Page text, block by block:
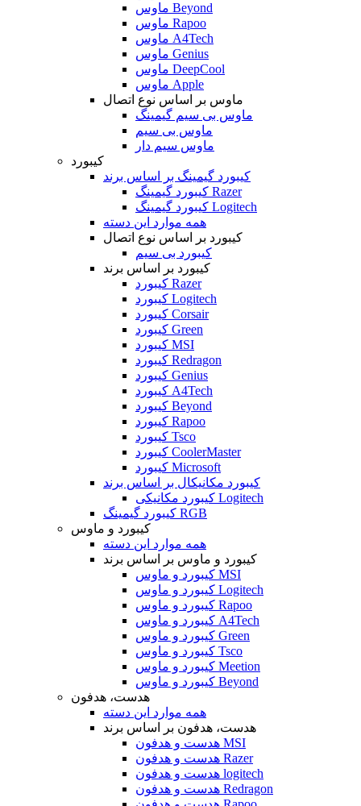
ماوس Beyond
ماوس Rapoo
ماوس A4Tech
ماوس Genius
ماوس DeepCool
ماوس Apple
ماوس بر اساس نوع اتصال
ماوس بی سیم گیمینگ
ماوس بی سیم
ماوس سیم دار
کیبورد
کیبورد گیمینگ بر اساس برند
کیبورد گیمینگ Razer
کیبورد گیمینگ Logitech
همه موارد این دسته
کیبورد بر اساس نوع اتصال
کیبورد بی سیم
کیبورد بر اساس برند
کیبورد Razer
کیبورد Logitech
کیبورد Corsair
کیبورد Green
کیبورد MSI
کیبورد Redragon
کیبورد Genius
کیبورد A4Tech
کیبورد Beyond
کیبورد Rapoo
کیبورد Tsco
کیبورد CoolerMaster
کیبورد Microsoft
کیبورد مکانیکال بر اساس برند
کیبورد مکانیکی Logitech
کیبورد گیمینگ RGB
کیبورد و ماوس
همه موارد این دسته
کیبورد و ماوس بر اساس برند
کیبورد و ماوس MSI
کیبورد و ماوس Logitech
کیبورد و ماوس Rapoo
کیبورد و ماوس A4Tech
کیبورد و ماوس Green
کیبورد و ماوس Tsco
کیبورد و ماوس Meetion
کیبورد و ماوس Beyond
هدست، هدفون
همه موارد این دسته
هدست، هدفون بر اساس برند
هدست و هدفون MSI
هدست و هدفون Razer
هدست و هدفون logitech
هدست و هدفون Redragon